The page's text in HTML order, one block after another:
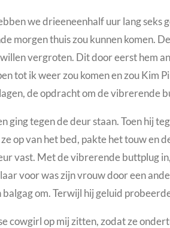
we drieeneenhalf uur lang seks
morgen thuis zou kunnen komen.
vergroten. Dit door eerst hem
tot ik weer zou komen en zou Kim
de opdracht om de vibrerende
ging tegen de deur staan. Toen hij
op van het bed, pakte het touw en
vast. Met de vibrerende buttplug
voor was zijn vrouw door een
balgag om. Terwijl hij geluid
cowgirl op mij zitten, zodat ze